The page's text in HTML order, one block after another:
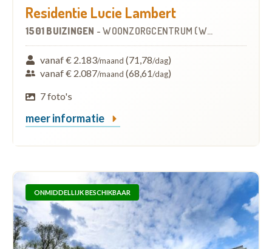
Residentie Lucie Lambert
1501 BUIZINGEN -WOONZORGCENTRUM (WZC)
vanaf € 2.183/maand (71,78/dag)
vanaf € 2.087/maand (68,61/dag)
7 foto's
meer informatie
ONMIDDELLIJK BESCHIKBAAR